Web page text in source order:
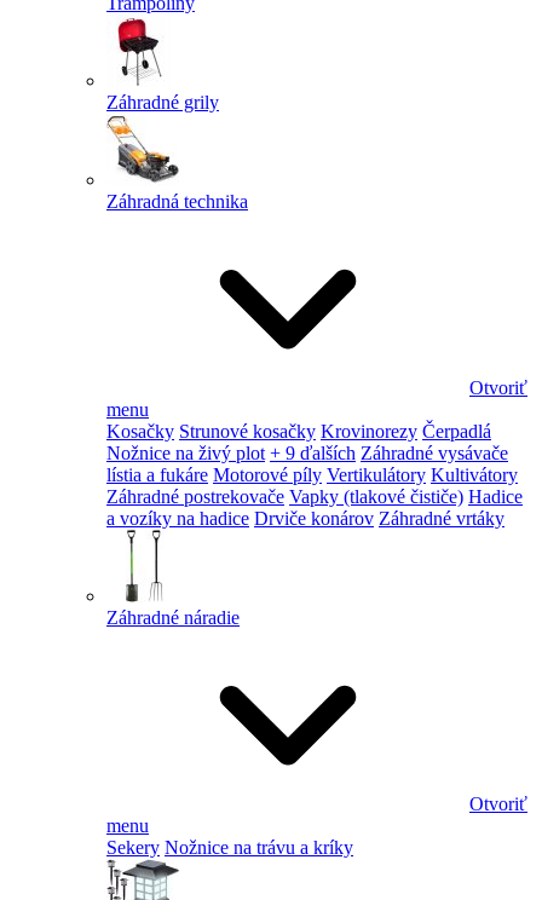
Záhradné grily
Záhradná technika
Otvoriť
menu
Kosačky Strunové kosačky Krovinorezy Čerpadlá
Nožnice na živý plot + 9 ďalších Záhradné vysávače
lístia a fukáre Motorové píly Vertikulátory Kultivátory
Záhradné postrekovače Vapky (tlakové čističe) Hadice
a vozíky na hadice Drviče konárov Záhradné vrtáky
Záhradné náradie
Otvoriť
menu
Sekery Nožnice na trávu a kríky